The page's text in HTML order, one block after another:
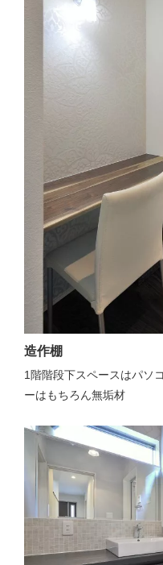
造作棚
1階階段下スペースはパソ
ーはもちろん無垢材